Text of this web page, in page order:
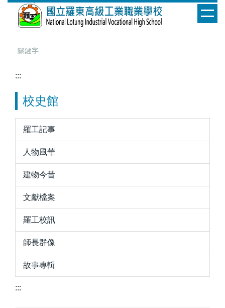
:::
校史館
羅工記事
人物風華
建物今昔
文獻檔案
羅工校訊
師長群像
故事專輯
:::